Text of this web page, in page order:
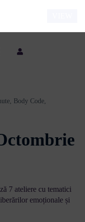
Body Code,
7 ateliere cu tematici
emoționale și